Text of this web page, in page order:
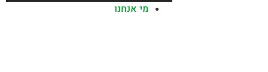
מי אנחנו